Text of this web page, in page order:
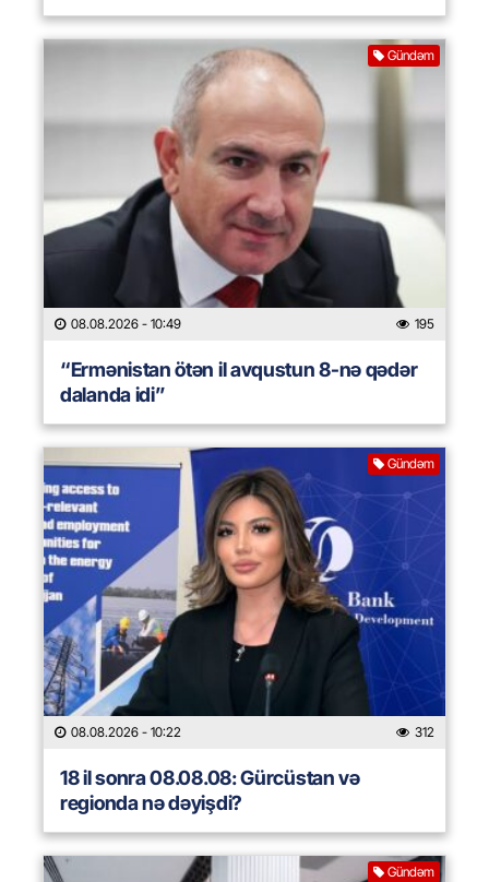
Gündəm
08.08.2026 - 10:49 195
“Ermənistan ötən il avqustun 8-nə qədər
dalanda idi”
Gündəm
08.08.2026 - 10:22 312
18 il sonra 08.08.08: Gürcüstan və
regionda nə dəyişdi?
Gündəm